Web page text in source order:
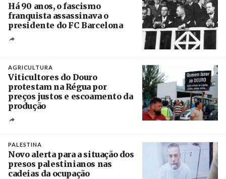
Há 90 anos, o fascismo
franquista assassinava o
presidente do FC Barcelona
AGRICULTURA
Viticultores do Douro
protestam na Régua por
preços justos e escoamento da
produção
PALESTINA
Novo alerta para a situação dos
presos palestinianos nas
cadeias da ocupação